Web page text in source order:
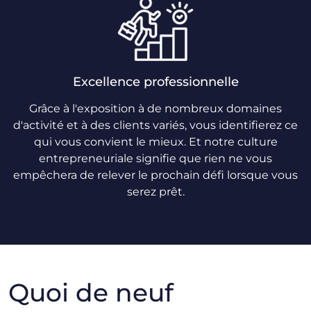
Excellence professionnelle
Grâce à l'exposition à de nombreux domaines
d'activité et à des clients variés, vous identifierez ce
qui vous convient le mieux. Et notre culture
entrepreneuriale signifie que rien ne vous
empêchera de relever le prochain défi lorsque vous
serez prêt.
Quoi de neuf